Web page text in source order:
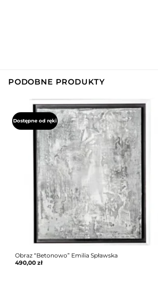
PODOBNE PRODUKTY
Dostępne od ręki
Obraz “Betonowo” Emilia Spławska
490,00 zł